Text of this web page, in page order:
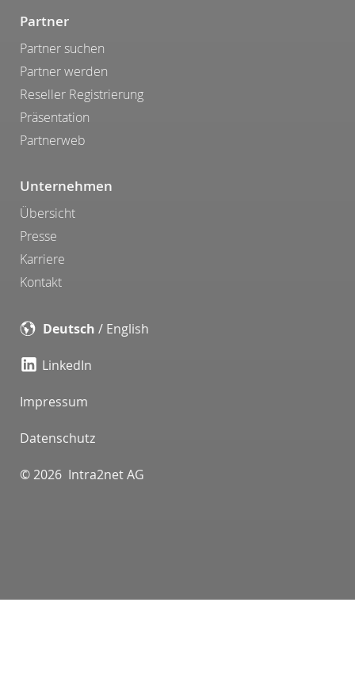
Partner
Partner suchen
Partner werden
Reseller Registrierung
Präsentation
Partnerweb
Unternehmen
Übersicht
Presse
Karriere
Kontakt
Deutsch / English
LinkedIn
Impressum
Datenschutz
© 2026 Intra2net AG